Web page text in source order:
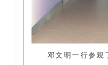
邓文明一行参观